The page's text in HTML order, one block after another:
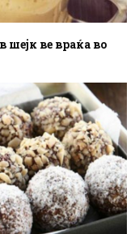
ве враќа во